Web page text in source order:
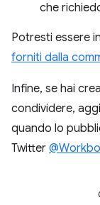
che
Potresti essere
forniti dalla
Infine, se hai
condividere,
quando lo
Twitter